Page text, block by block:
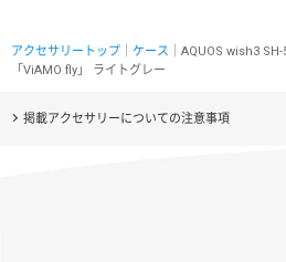
アクセサリートップ ケース ｜AQUOS wish3
「ViAMO fly」 ライトグレー
掲載アクセサリーについての注意事項